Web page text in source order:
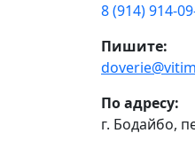
8 (914) 914-
Пишите:
По адресу:
г. Бодайбо,